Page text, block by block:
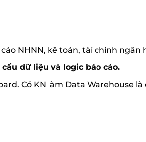
NHNN, kế toán, tài chính ngân
cầu dữ liệu và logic báo cáo.
Có KN làm Data Warehouse là